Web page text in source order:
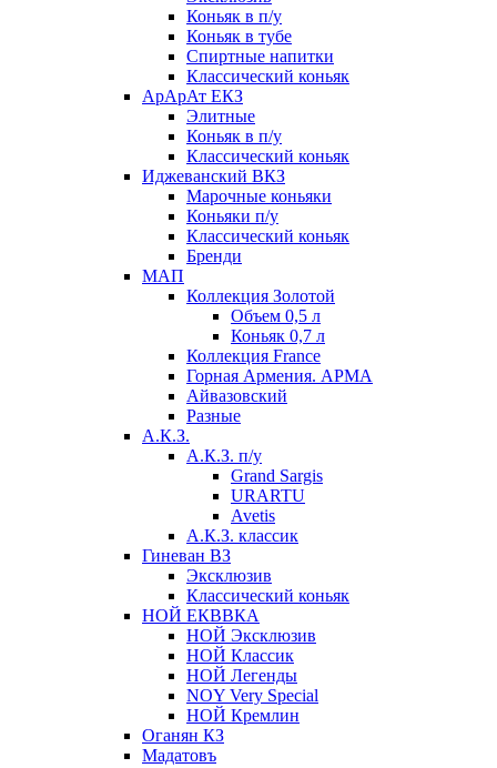
Коньяк в п/у
Коньяк в тубе
Спиртные напитки
Классический коньяк
АрАрАт ЕКЗ
Элитные
Коньяк в п/у
Классический коньяк
Иджеванский ВКЗ
Марочные коньяки
Коньяки п/у
Классический коньяк
Бренди
МАП
Коллекция Золотой
Объем 0,5 л
Коньяк 0,7 л
Коллекция France
Горная Армения. АРМА
Айвазовский
Разные
А.К.З.
А.К.З. п/у
Grand Sargis
URARTU
Avetis
А.К.З. классик
Гиневан ВЗ
Эксклюзив
Классический коньяк
НОЙ ЕКВВКА
НОЙ Эксклюзив
НОЙ Классик
НОЙ Легенды
NOY Very Speсial
НОЙ Кремлин
Оганян КЗ
Мадатовъ